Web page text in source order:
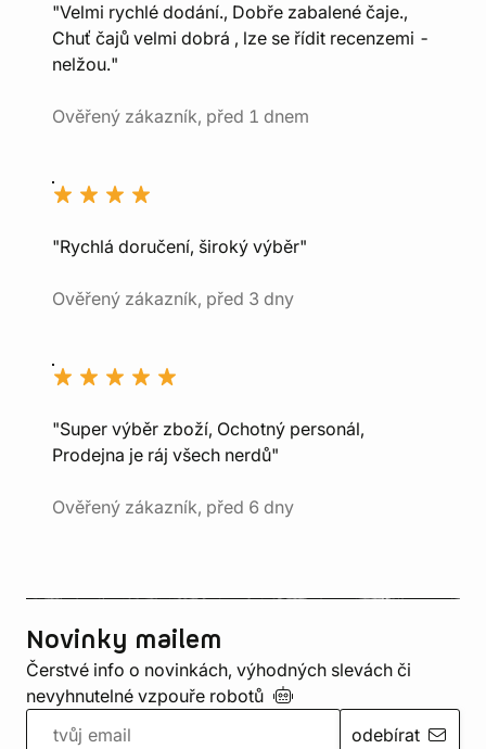
"Velmi rychlé dodání., Dobře zabalené čaje.,
Chuť čajů velmi dobrá , lze se řídit recenzemi -
nelžou."
Ověřený zákazník, před 1 dnem
"Rychlá doručení, široký výběr"
Ověřený zákazník, před 3 dny
"Super výběr zboží, Ochotný personál,
Prodejna je ráj všech nerdů"
Ověřený zákazník, před 6 dny
Novinky mailem
Čerstvé info o novinkách, výhodných slevách či
nevyhnutelné vzpouře robotů
odebírat